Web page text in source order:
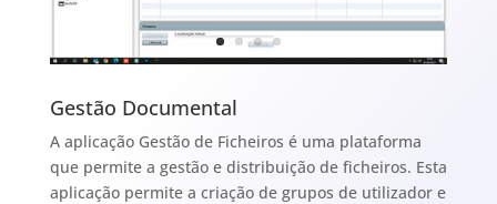
Gestão Documental
A aplicação Gestão de Ficheiros é uma plataforma
que permite a gestão e distribuição de ficheiros. Esta
aplicação permite a criação de grupos de utilizador e